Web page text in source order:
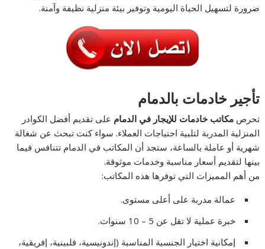
ضرورة لتسهيل الحياة اليومية وتوفير بيئة منزلية نظيفة وآمنة.
تأجير خادمات بالدمام
تحرصمكاتب خادمات للإيجار في الدمام على تقديم أفضل الكوادر
المنزلية المدربة لتلبية احتياجات العملاء. سواء كنت تبحث عن شغالة
شهرية أو عاملة بالساعة، ستجد أن المكاتب في الدمام تتنافس فيما
بينها لتقديم أسعار مناسبة وخدمات موثوقة.
من أهم المميزات التي توفرها هذه المكاتب:
عمالة مدربة على أعلى مستوى.
خبرة عملية لا تقل عن 5 – 10 سنوات.
إمكانية اختيار الجنسية المناسبة (إندونيسية، فلبينية، إفريقية،